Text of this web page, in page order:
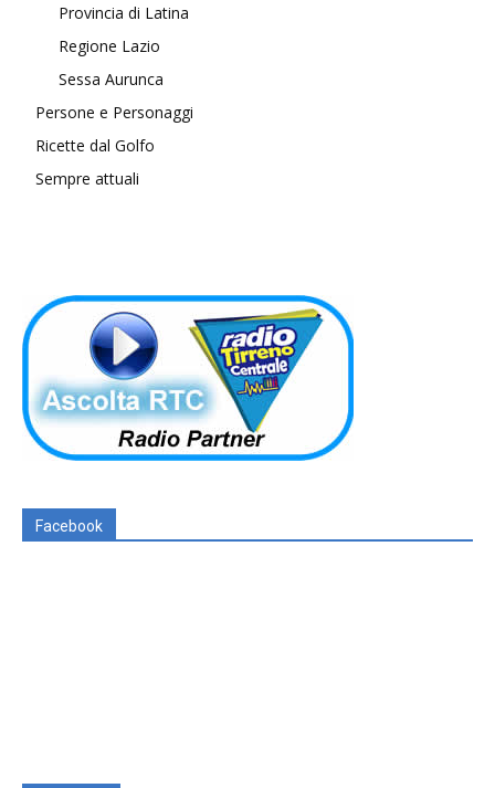
Provincia di Latina
Regione Lazio
Sessa Aurunca
Persone e Personaggi
Ricette dal Golfo
Sempre attuali
Facebook